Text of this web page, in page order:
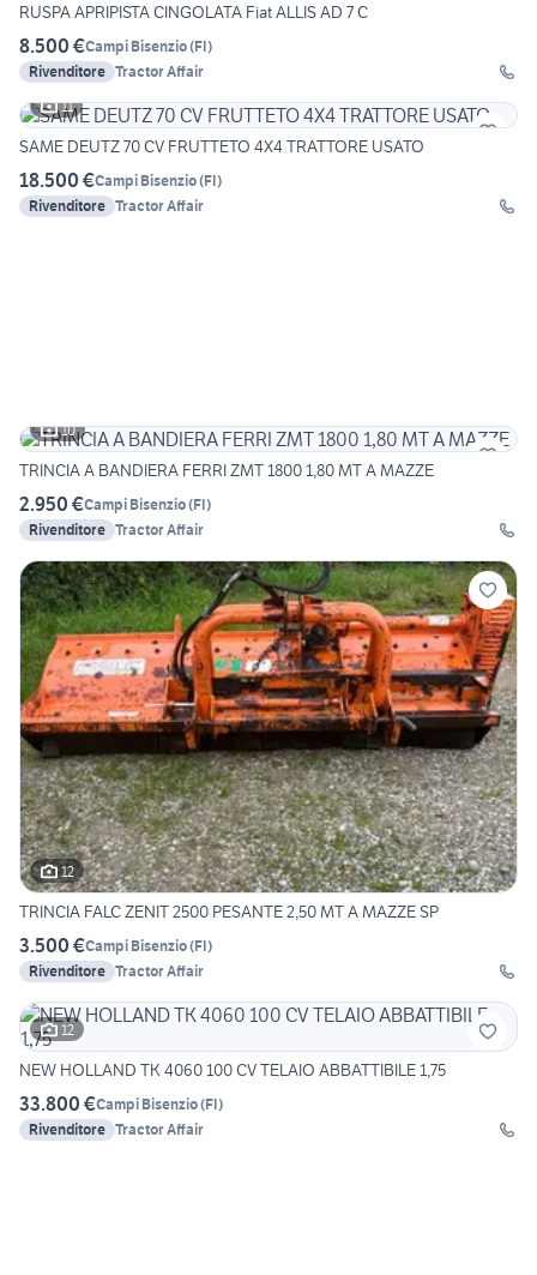
RUSPA APRIPISTA CINGOLATA Fiat ALLIS AD 7 C
8.500 €Campi Bisenzio(FI)
Rivenditore Tractor Affair
11
SAME DEUTZ 70 CV FRUTTETO 4X4 TRATTORE USATO
18.500 €Campi Bisenzio(FI)
Rivenditore Tractor Affair
10
TRINCIA A BANDIERA FERRI ZMT 1800 1,80 MT A MAZZE
2.950 €Campi Bisenzio(FI)
Rivenditore Tractor Affair
12
TRINCIA FALC ZENIT 2500 PESANTE 2,50 MT A MAZZE SP
3.500 €Campi Bisenzio(FI)
Rivenditore Tractor Affair
12
NEW HOLLAND TK 4060 100 CV TELAIO ABBATTIBILE 1,75
33.800 €Campi Bisenzio(FI)
Rivenditore Tractor Affair